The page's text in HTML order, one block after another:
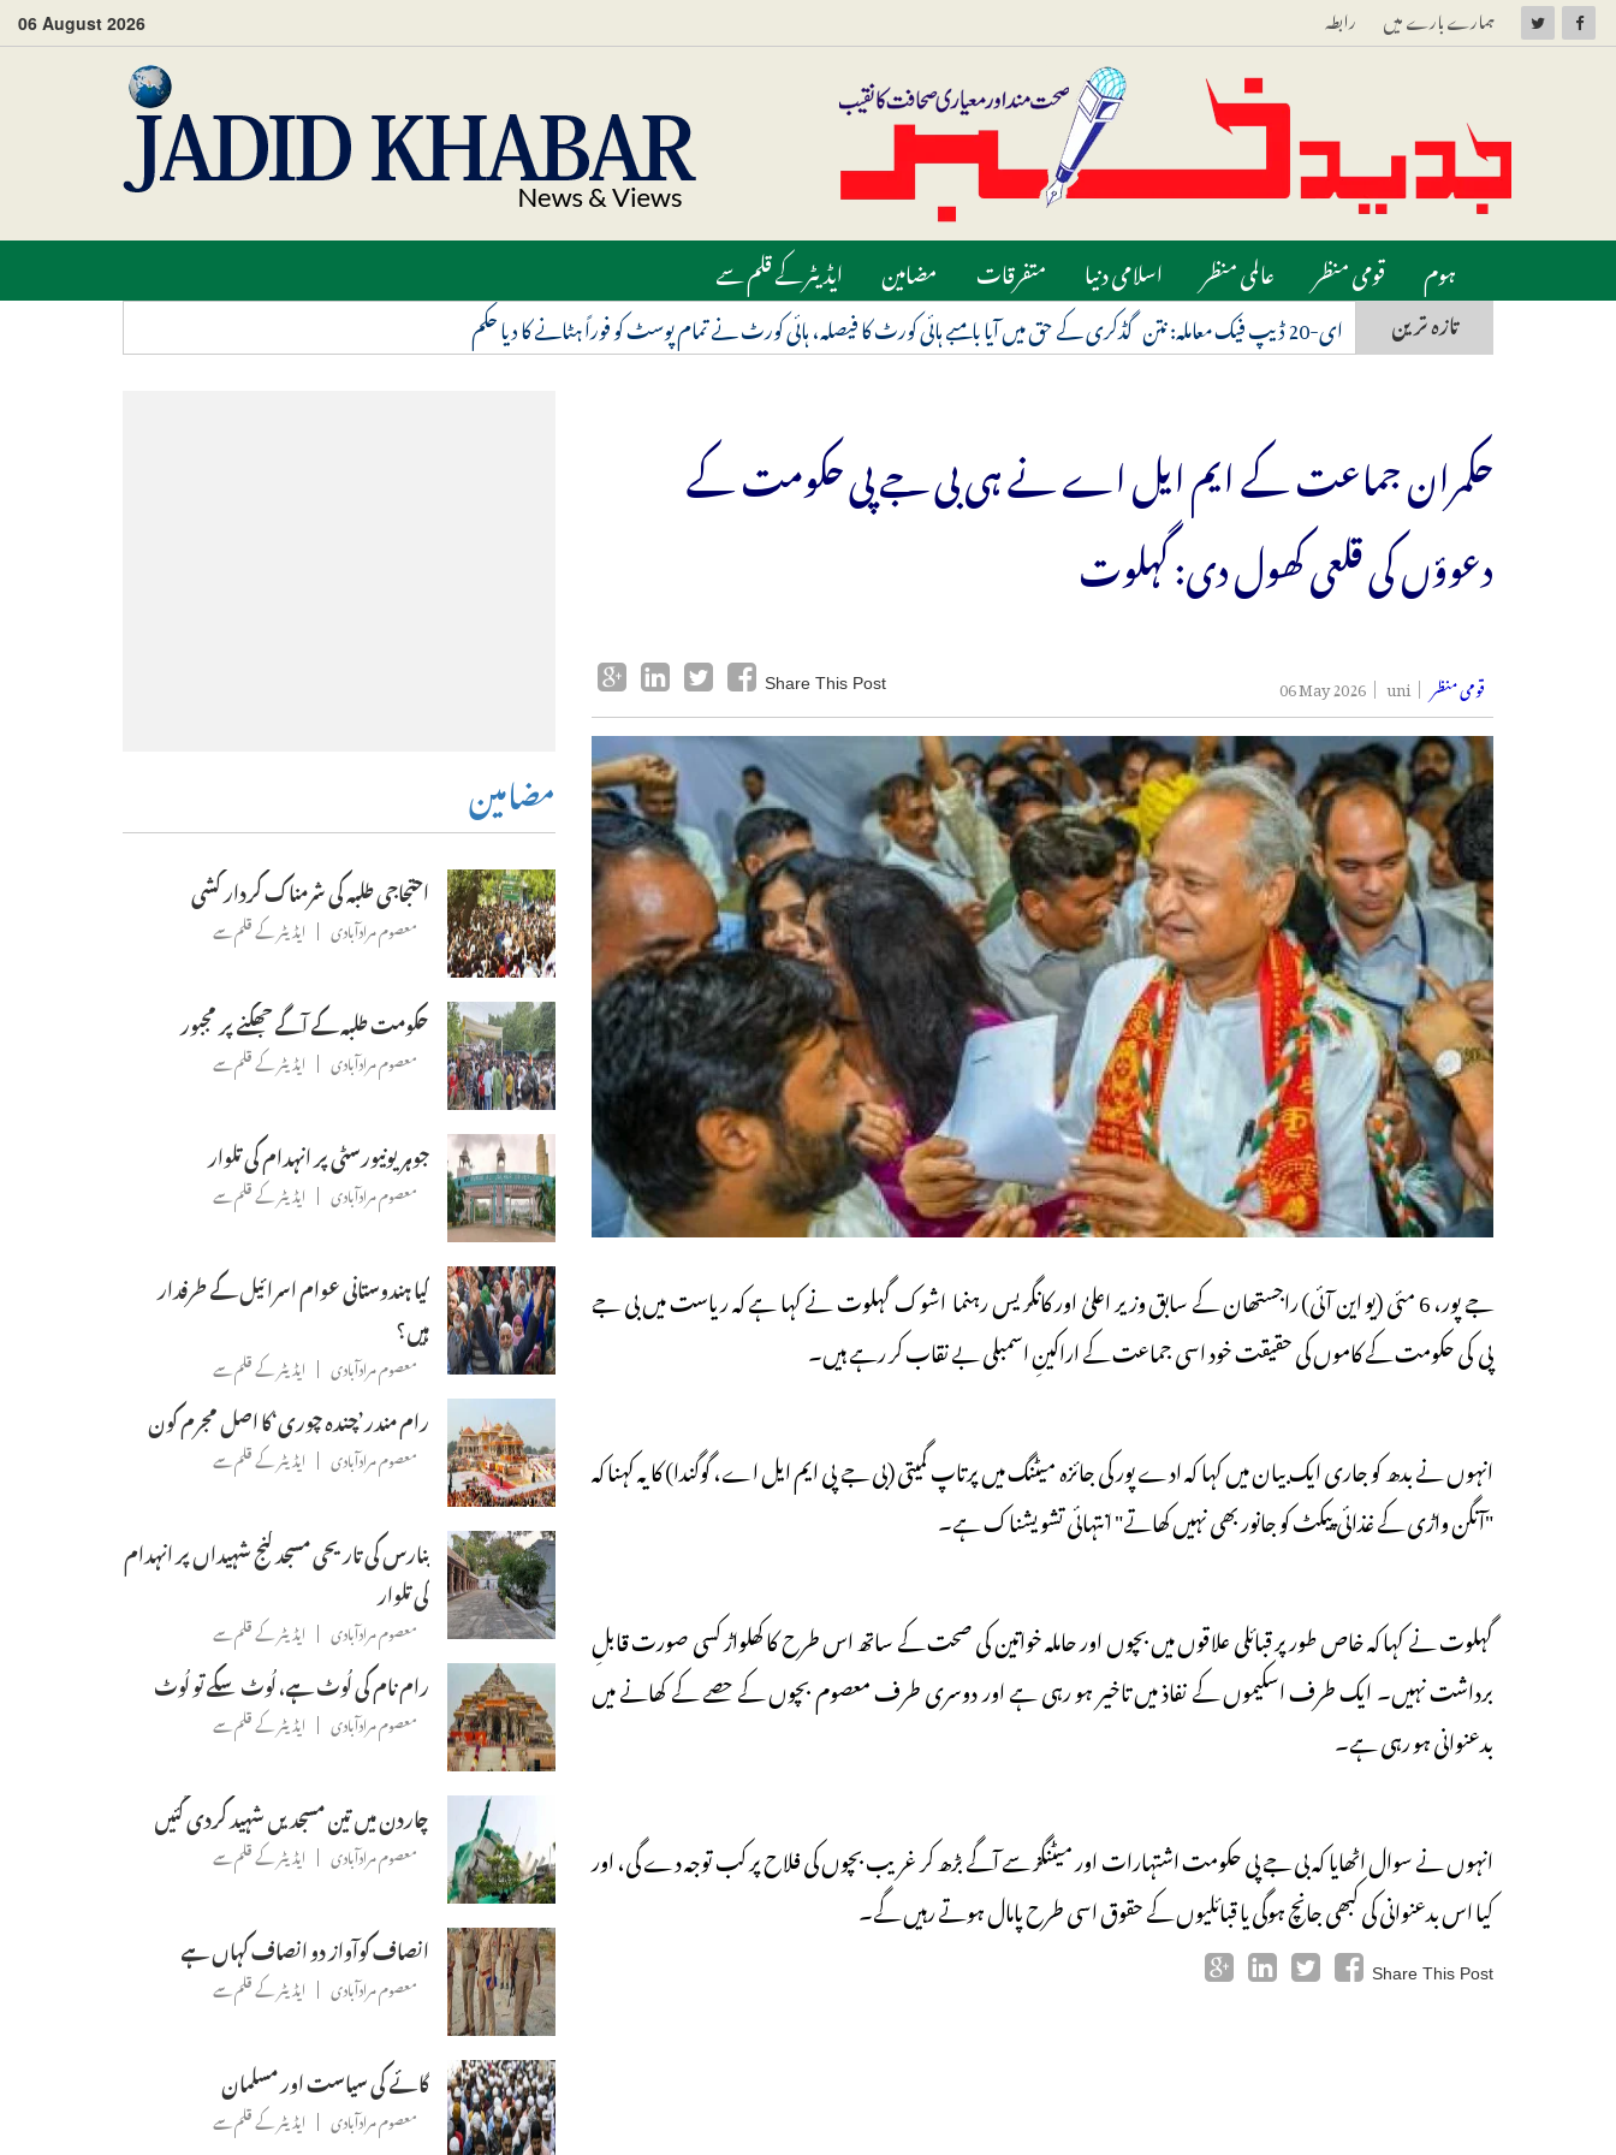
06 August 2026 ہمارے بارے میں رابطہ
ہوم ایڈیٹر کے قلم سے مضامین قومی منظر عالمی منظر اسلامی دنیا متفرقات
تازہ ترین ای-20 ڈیپ فیک معاملہ: نتن گڈکری کے حق میں آیا بامبے ہائی کورٹ کا فیصلہ، ہائی کورٹ نے تمام پوسٹ کو فوراً ہٹانے کا دیا حکم
حکمران جماعت کے ایم ایل اے نے ہی بی جے پی حکومت کے
دعوؤں کی قلعی کھول دی: گہلوت
Share This Post 06 May 2026 uni قومی منظر
جے پور، 6 مئی (یو این آئی) راجستھان کے سابق وزیر اعلیٰ اور کانگریس رہنما اشوک گہلوت نے کہا ہے کہ ریاست میں بی جے
پی کی حکومت کے کاموں کی حقیقت خود اسی جماعت کے اراکینِ اسمبلی بے نقاب کر رہے ہیں۔
انہوں نے بدھ کو جاری ایک بیان میں کہا کہ ادے پور کی جائزہ میٹنگ میں پرتاپ گمیتی (بی جے پی ایم ایل اے، گوگندا) کا یہ کہنا کہ
"آنگن واڑی کے غذائی پیکٹ کو جانور بھی نہیں کھاتے" انتہائی تشویشناک ہے۔
گہلوت نے کہا کہ خاص طور پر قبائلی علاقوں میں بچوں اور حاملہ خواتین کی صحت کے ساتھ اس طرح کا کھلواڑ کسی صورت قابلِ
برداشت نہیں۔ ایک طرف اسکیموں کے نفاذ میں تاخیر ہو رہی ہے اور دوسری طرف معصوم بچوں کے حصے کے کھانے میں
بدعنوانی ہو رہی ہے۔
انہوں نے سوال اٹھایا کہ بی جے پی حکومت اشتہارات اور میٹنگز سے آگے بڑھ کر غریب بچوں کی فلاح پر کب توجہ دے گی، اور
کیا اس بدعنوانی کی کبھی جانچ ہوگی یا قبائلیوں کے حقوق اسی طرح پامال ہوتے رہیں گے۔
Share This Post
مضامین
احتجاجی طلبہ کی شرمناک کردار کشی
معصوم مرادآبادی ایڈیٹر کے قلم سے
حکومت طلبہ کے آگے جھکنے پر مجبور
معصوم مرادآبادی ایڈیٹر کے قلم سے
جوہر یونیورسٹی پر انہدام کی تلوار
معصوم مرادآبادی ایڈیٹر کے قلم سے
کیا ہندوستانی عوام اسرائیل کے طرفدار
ہیں؟
معصوم مرادآبادی ایڈیٹر کے قلم سے
رام مندر’چندہ چوری‘کا اصل مجرم کون
معصوم مرادآبادی ایڈیٹر کے قلم سے
بنارس کی تاریحی مسجد گنج شہیداں پر انہدام
کی تلوار
معصوم مرادآبادی ایڈیٹر کے قلم سے
رام نام کی لُوٹ ہے، لُوٹ سکے تو لُوٹ
معصوم مرادآبادی ایڈیٹر کے قلم سے
چاردن میں تین مسجدیں شہید کردی گئیں
معصوم مرادآبادی ایڈیٹر کے قلم سے
انصاف کوآواز دو انصاف کہاں ہے
معصوم مرادآبادی ایڈیٹر کے قلم سے
گائے کی سیاست اور مسلمان
معصوم مرادآبادی ایڈیٹر کے قلم سے